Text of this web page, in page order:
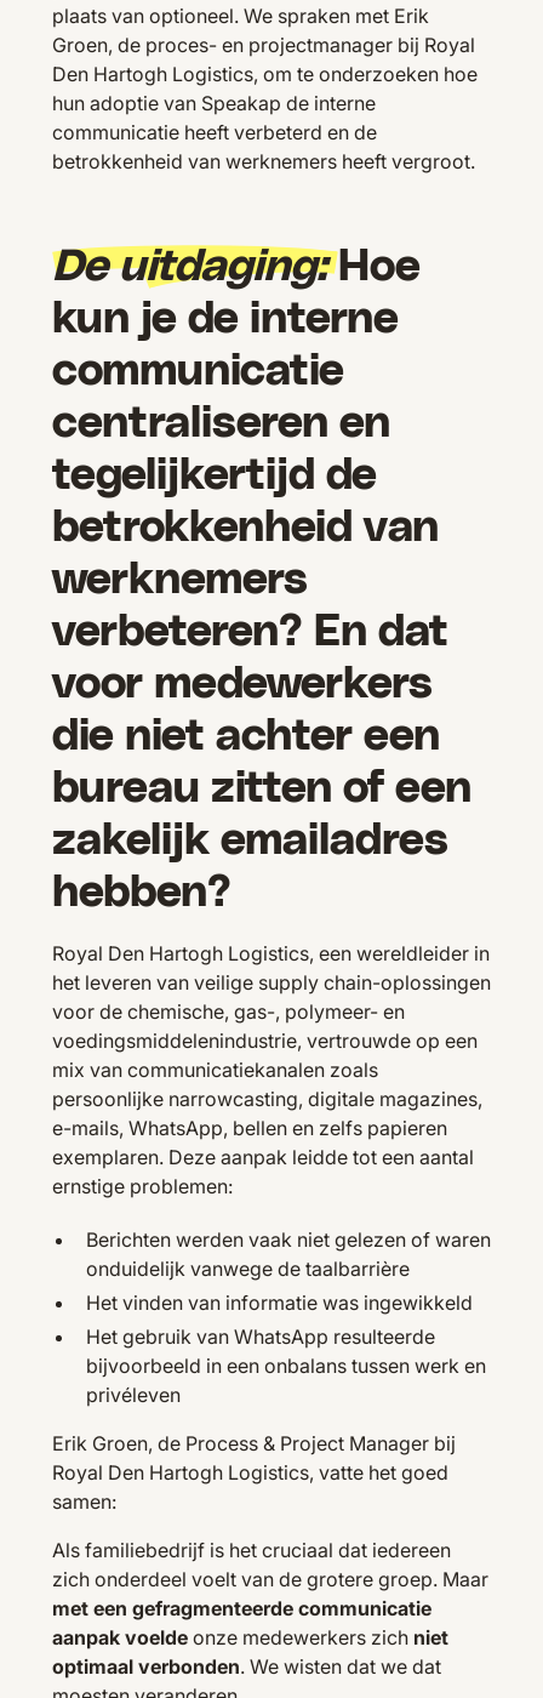
plaats van optioneel. We spraken met Erik
Groen, de proces- en projectmanager bij Royal
Den Hartogh Logistics, om te onderzoeken hoe
hun adoptie van Speakap de interne
communicatie heeft verbeterd en de
betrokkenheid van werknemers heeft vergroot.
De uitdaging: Hoe
kun je de interne
communicatie
centraliseren en
tegelijkertijd de
betrokkenheid van
werknemers
verbeteren? En dat
voor medewerkers
die niet achter een
bureau zitten of een
zakelijk emailadres
hebben?
Royal Den Hartogh Logistics, een wereldleider in
het leveren van veilige supply chain-oplossingen
voor de chemische, gas-, polymeer- en
voedingsmiddelenindustrie, vertrouwde op een
mix van communicatiekanalen zoals
persoonlijke narrowcasting, digitale magazines,
e-mails, WhatsApp, bellen en zelfs papieren
exemplaren. Deze aanpak leidde tot een aantal
ernstige problemen:
Berichten werden vaak niet gelezen of waren
onduidelijk vanwege de taalbarrière
Het vinden van informatie was ingewikkeld
Het gebruik van WhatsApp resulteerde
bijvoorbeeld in een onbalans tussen werk en
privéleven
Erik Groen, de Process & Project Manager bij
Royal Den Hartogh Logistics, vatte het goed
samen:
Als familiebedrijf is het cruciaal dat iedereen
zich onderdeel voelt van de grotere groep. Maar
met een gefragmenteerde communicatie
aanpak voelde onze medewerkers zich niet
optimaal verbonden. We wisten dat we dat